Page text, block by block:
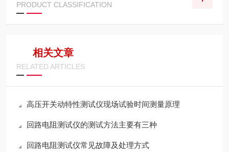
PRODUCT CLASSIFICATION
相关文章
RELATED ARTICLES
高压开关动特性测试仪现场试验时间测量原理
回路电阻测试仪的测试方法主要有三种
回路电阻测试仪常见故障及处理方式